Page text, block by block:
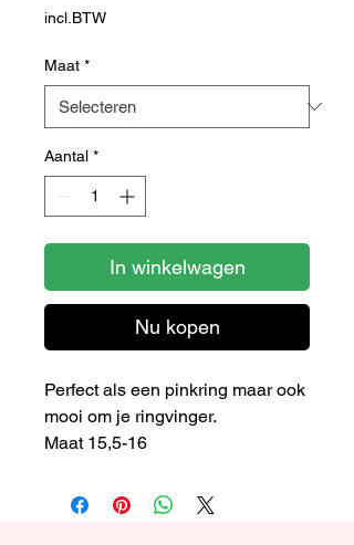
incl.BTW
Maat *
Aantal *
In winkelwagen
Nu kopen
Perfect als een pinkring maar ook
mooi om je ringvinger.
Maat 15,5-16
ring ook in jouw maat te bestellen.